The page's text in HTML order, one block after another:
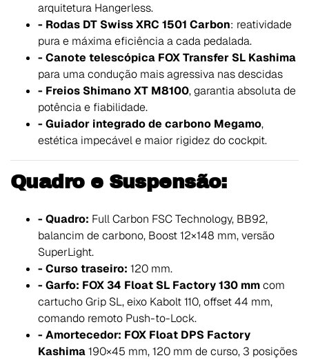
arquitetura Hangerless.
- Rodas DT Swiss XRC 1501 Carbon: reatividade
pura e máxima eficiência a cada pedalada.
- Canote telescópica FOX Transfer SL Kashima
para uma condução mais agressiva nas descidas
- Freios Shimano XT M8100, garantia absoluta de
potência e fiabilidade.
- Guiador integrado de carbono Megamo,
estética impecável e maior rigidez do cockpit.
Quadro e Suspensão:
- Quadro: Full Carbon FSC Technology, BB92,
balancim de carbono, Boost 12×148 mm, versão
SuperLight.
- Curso traseiro: 120 mm.
- Garfo: FOX 34 Float SL Factory 130 mmcom
cartucho Grip SL, eixo Kabolt 110, offset 44 mm,
comando remoto Push-to-Lock.
- Amortecedor: FOX Float DPS Factory
Kashima190×45 mm, 120 mm de curso, 3 posições